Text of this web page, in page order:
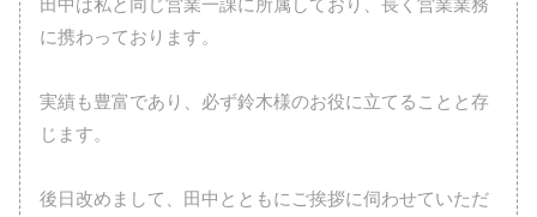
に携わっております。
実績も豊富であり、必ず鈴木様のお役に立てることと存
じます。
後日改めまして、田中とともにご挨拶に伺わせていただ